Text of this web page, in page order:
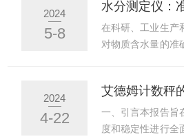
度；检查连接线路
性和稳定性；更换
备因老化而出现故
的作用。其广泛适
面我们将从实验
讨。在实验室中，
质的水分含量进行
过不同的测量原
法、红外干燥法
2024
5-8
在科研、工业生产
对物质含水量的准
量的关键工具。水
物质中水分与特定
用。通过测量这种
2024
4-22
一、引言本报告旨
度和稳定性进行全